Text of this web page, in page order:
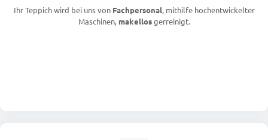
Ihr Teppich wird bei uns von Fachpersonal, mithilfe hochentwickelter
Maschinen, makellosgerreinigt.